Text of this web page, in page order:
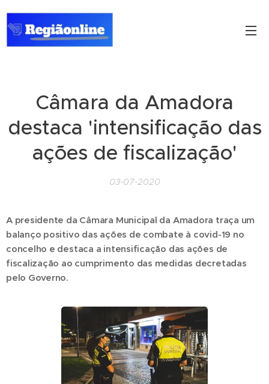
Câmara da Amadora
destaca 'intensificação das
ações de fiscalização'
03-07-2020
A presidente da Câmara Municipal da Amadora traça um
balanço positivo das ações de combate à covid-19 no
concelho e destaca a intensificação das ações de
fiscalização ao cumprimento das medidas decretadas
pelo Governo.